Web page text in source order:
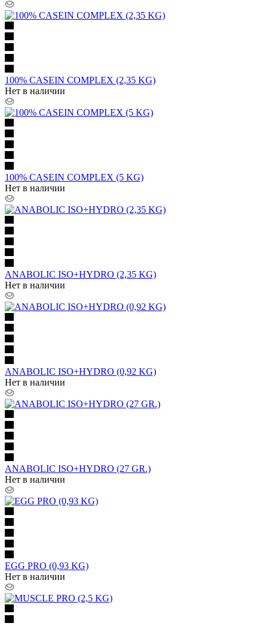
100% CASEIN COMPLEX (2,35 KG)
Нет в наличии
100% CASEIN COMPLEX (5 KG)
Нет в наличии
ANABOLIC ISO+HYDRO (2,35 KG)
Нет в наличии
ANABOLIC ISO+HYDRO (0,92 KG)
Нет в наличии
ANABOLIC ISO+HYDRO (27 GR.)
Нет в наличии
EGG PRO (0,93 KG)
Нет в наличии